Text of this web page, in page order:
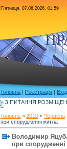
П`ятниця, 07.08.2026, 01:59
Головна | Реєстрація | Вхід
З ПИТАННЯ
Головна » 2010 » Червень
при спорудженні житла
Володимир
при